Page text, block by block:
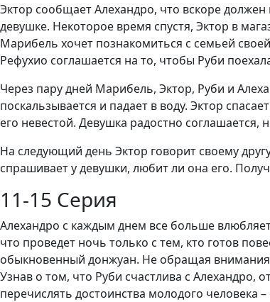
Эктор сообщает Алехандро, что вскоре
девушке. Некоторое время спустя, Эктор в
Марибель хочет познакомиться с семьей
Рефухио соглашается на то, чтобы Руби
Через пару дней Марибель, Эктор, Руби и
поскальзывается и падает в воду. Эктор
его невестой. Девушка радостно соглашается,
На следующий день Эктор говорит своему
спрашивает у девушки, любит ли она его.
11-15 Серия
Алехандро с каждым днем все больше
что проведет ночь только с тем, кто готов
обыкновенный донжуан. Не обращая внимания
Узнав о том, что Руби счастлива с Алехандро,
перечислять достоинства молодого человека